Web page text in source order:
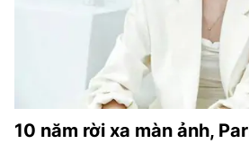
10 năm rời xa màn ảnh,